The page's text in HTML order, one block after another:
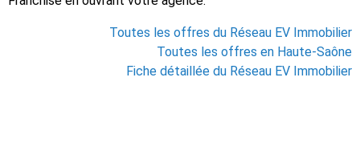
Toutes les offres du Réseau EV Immobilier
Toutes les offres en Haute-Saône
Fiche détaillée du Réseau EV Immobilier